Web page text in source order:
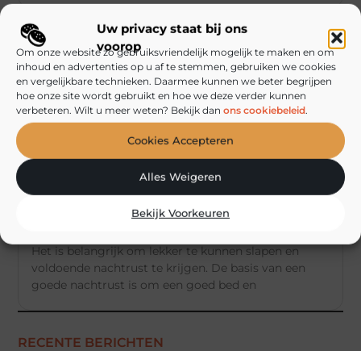
Uw privacy staat bij ons
voorop
Om onze website zo gebruiksvriendelijk mogelijk te maken en om
inhoud en advertenties op u af te stemmen, gebruiken we cookies
en vergelijkbare technieken. Daarmee kunnen we beter begrijpen
hoe onze site wordt gebruikt en hoe we deze verder kunnen
verbeteren. Wilt u meer weten? Bekijk dan ons cookiebeleid.
Cookies Accepteren
Alles Weigeren
Bekijk Voorkeuren
PRODUCTEN EN WINKELEN
Lekker slapen op een goed matras
Het is belangrijk om lekker te kunnen slapen en
voldoende nachtrust te krijgen. De basis van een
goede nachtrust is om een goed bed en
RECENTE BERICHTEN